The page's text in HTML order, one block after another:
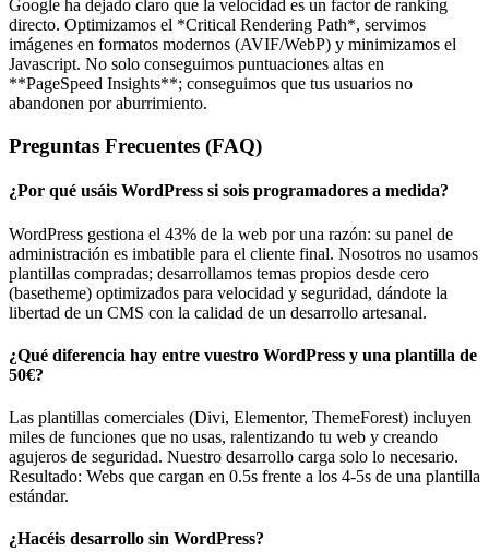
Google ha dejado claro que la velocidad es un factor de ranking
directo. Optimizamos el *Critical Rendering Path*, servimos
imágenes en formatos modernos (AVIF/WebP) y minimizamos el
Javascript. No solo conseguimos puntuaciones altas en
**PageSpeed Insights**; conseguimos que tus usuarios no
abandonen por aburrimiento.
Preguntas Frecuentes (FAQ)
¿Por qué usáis WordPress si sois programadores a medida?
WordPress gestiona el 43% de la web por una razón: su panel de
administración es imbatible para el cliente final. Nosotros no usamos
plantillas compradas; desarrollamos temas propios desde cero
(basetheme) optimizados para velocidad y seguridad, dándote la
libertad de un CMS con la calidad de un desarrollo artesanal.
¿Qué diferencia hay entre vuestro WordPress y una plantilla de
50€?
Las plantillas comerciales (Divi, Elementor, ThemeForest) incluyen
miles de funciones que no usas, ralentizando tu web y creando
agujeros de seguridad. Nuestro desarrollo carga solo lo necesario.
Resultado: Webs que cargan en 0.5s frente a los 4-5s de una plantilla
estándar.
¿Hacéis desarrollo sin WordPress?